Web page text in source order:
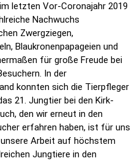
letzten Vor-Coronajahr 2019
Nachwuchs
Zwergziegen,
Blaukronenpapageien und
für große Freude bei
In der
konnten sich die Tierpfleger
21. Jungtier bei den Kirk-
den wir erneut in den
erfahren haben, ist für uns
Arbeit auf höchstem
Jungtiere in den